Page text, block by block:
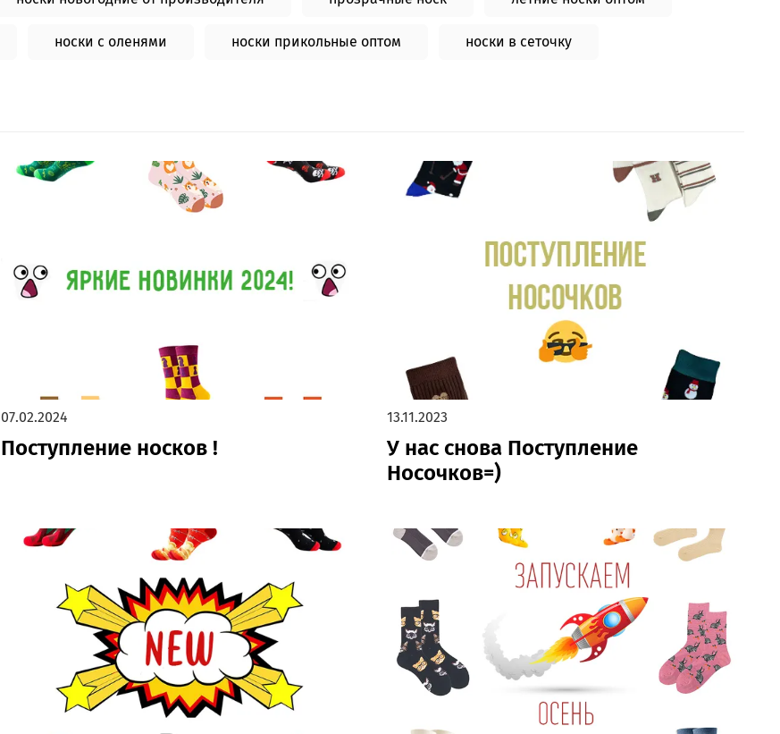
носки с оленями носки прикольные оптом носки в сеточку
07.02.2024
Поступление носков !
13.11.2023
У нас снова Поступление
Носочков=)